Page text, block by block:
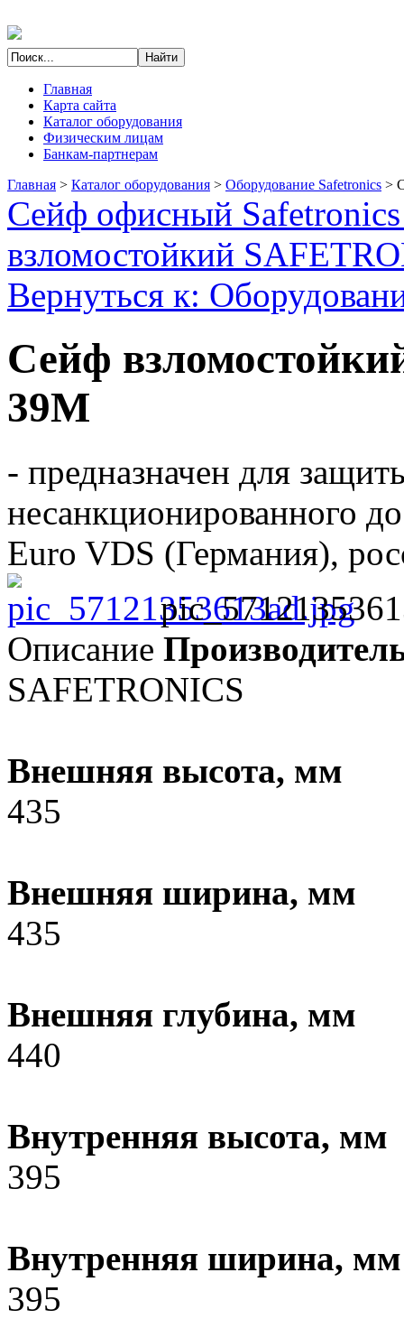
Главная
Карта сайта
Каталог оборудования
Физическим лицам
Банкам-партнерам
Главная > Каталог оборудования > Оборудование Safetronics >
Сейф офисный
взломостойкий
Вернуться к:
Сейф
39M
- предназначен для
несанкционированного
Euro VDS (Германия),
Описание
SAFETRONICS
Внешняя высота, мм
435
Внешняя ширина, мм
435
Внешняя глубина, мм
440
Внутренняя высота, мм
395
Внутренняя ширина, мм
395